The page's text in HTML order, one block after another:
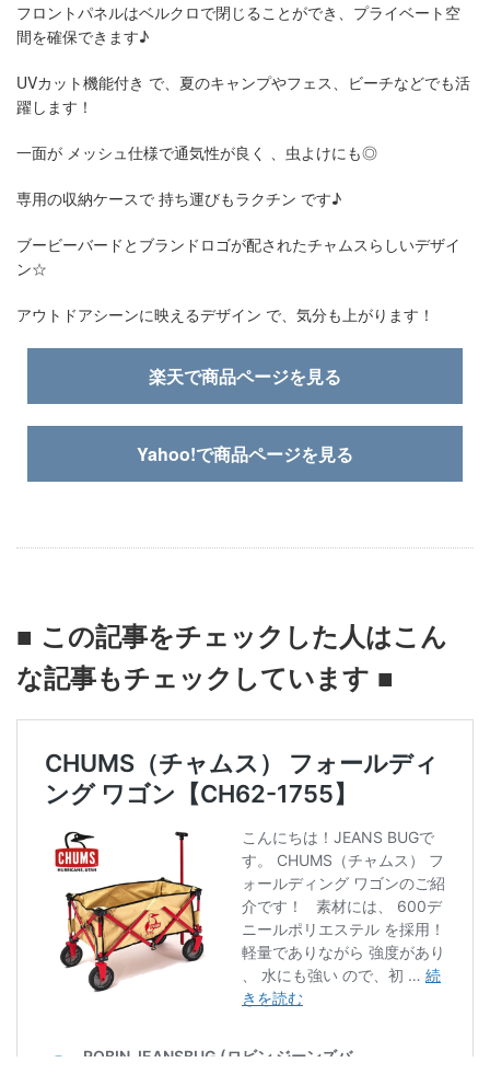
フロントパネルはベルクロで閉じることができ、プライベート空
間を確保できます♪
UVカット機能付き で、夏のキャンプやフェス、ビーチなどでも活
躍します！
一面が メッシュ仕様で通気性が良く 、虫よけにも◎
専用の収納ケースで 持ち運びもラクチン です♪
ブービーバードとブランドロゴが配されたチャムスらしいデザイ
ン☆
アウトドアシーンに映えるデザイン で、気分も上がります！
楽天で商品ページを見る
Yahoo!で商品ページを見る
■ この記事をチェックした人はこん
な記事もチェックしています ■